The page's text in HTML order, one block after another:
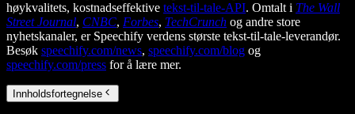
høykvalitets, kostnadseffektive tekst-til-tale-API. Omtalt i The Wall
Street Journal, CNBC, Forbes, TechCrunch og andre store
nyhetskanaler, er Speechify verdens største tekst-til-tale-leverandør.
Besøk speechify.com/news, speechify.com/blog og
speechify.com/press for å lære mer.
Innholdsfortegnelse